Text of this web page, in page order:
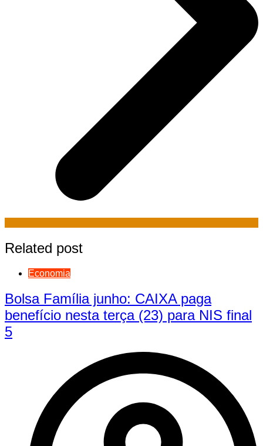
Related post
Economia
Bolsa Família junho: CAIXA paga
benefício nesta terça (23) para NIS final
5